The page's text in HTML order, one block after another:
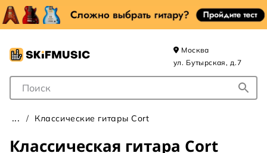
Поле для Поиска
Москва
ул. Бутырская, д.7
Классические гитары Cort
Классическая гитара Cort